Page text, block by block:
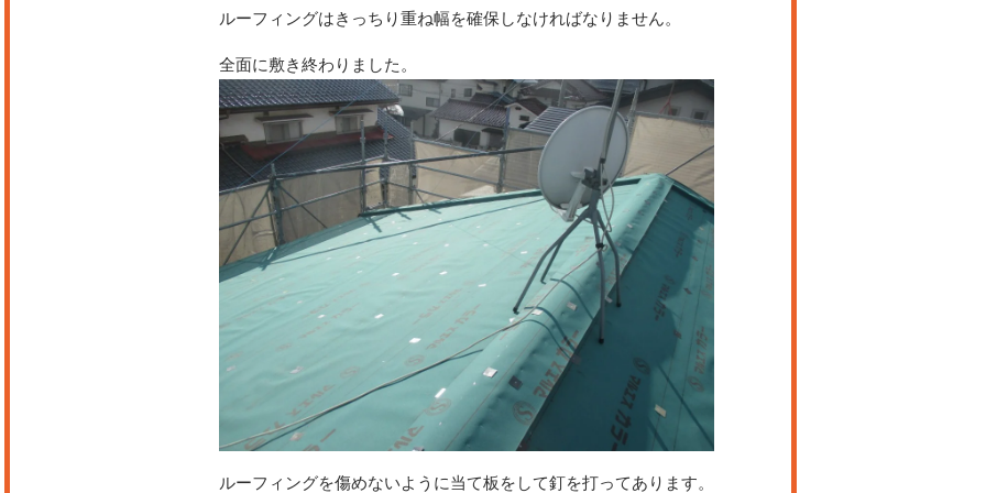
ルーフィングはきっちり重ね幅を確保しなければなりません。
全面に敷き終わりました。
ルーフィングを傷めないように当て板をして釘を打ってあります。